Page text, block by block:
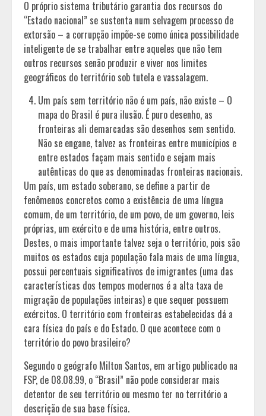
O próprio sistema tributário garantia dos recursos do
“Estado nacional” se sustenta num selvagem processo de
extorsão – a corrupção impõe-se como única possibilidade
inteligente de se trabalhar entre aqueles que não tem
outros recursos senão produzir e viver nos limites
geográficos do território sob tutela e vassalagem.
Um país sem território não é um país, não existe – O
mapa do Brasil é pura ilusão. É puro desenho, as
fronteiras ali demarcadas são desenhos sem sentido.
Não se engane, talvez as fronteiras entre municípios e
entre estados façam mais sentido e sejam mais
autênticas do que as denominadas fronteiras nacionais.
Um país, um estado soberano, se define a partir de
fenômenos concretos como a existência de uma língua
comum, de um território, de um povo, de um governo, leis
próprias, um exército e de uma história, entre outros.
Destes, o mais importante talvez seja o território, pois são
muitos os estados cuja população fala mais de uma língua,
possui percentuais significativos de imigrantes (uma das
características dos tempos modernos é a alta taxa de
migração de populações inteiras) e que sequer possuem
exércitos. O território com fronteiras estabelecidas dá a
cara física do país e do Estado. O que acontece com o
território do povo brasileiro?
Segundo o geógrafo Milton Santos, em artigo publicado na
FSP, de 08.08.99, o “Brasil” não pode considerar mais
detentor de seu território ou mesmo ter no território a
descrição de sua base física.